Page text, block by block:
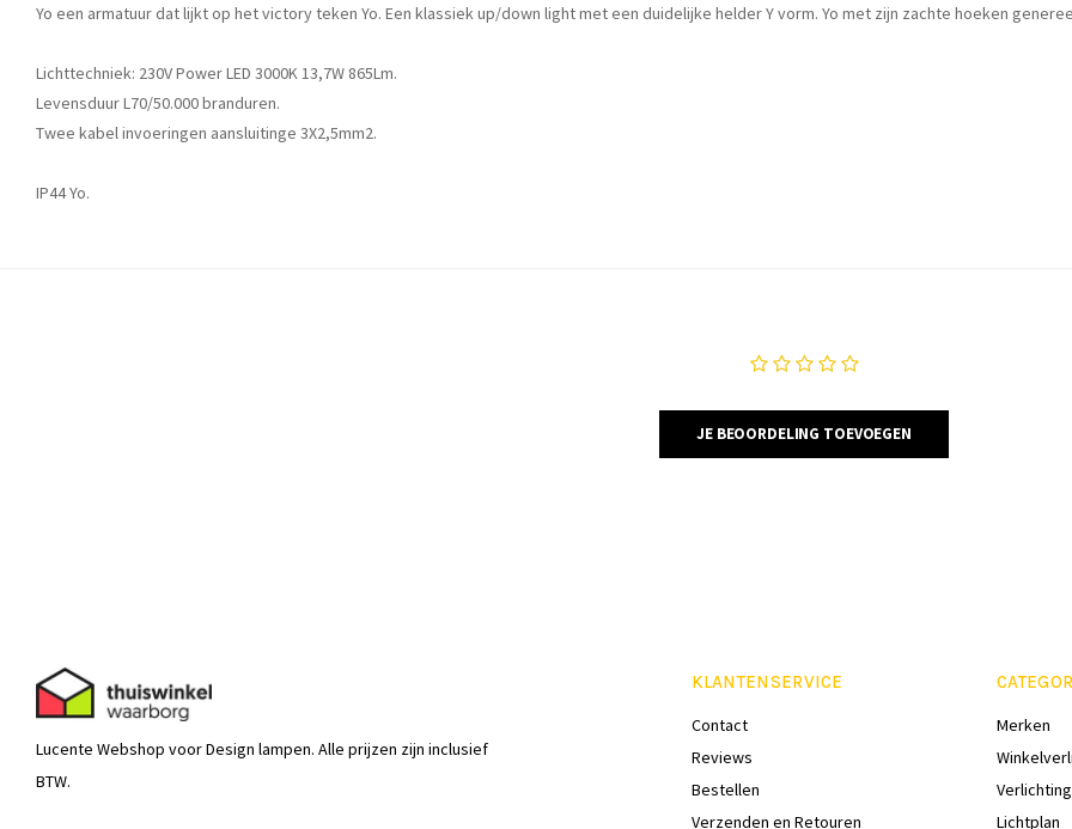
Yo een armatuur dat lijkt op het victory teken Yo. Een klassiek up/down light met een duidelijke helder Y vorm. Yo met zijn zachte hoeken
Lichttechniek: 230V Power LED 3000K 13,7W 865Lm.
Levensduur L70/50.000 branduren.
Twee kabel invoeringen aansluitinge 3X2,5mm2.
IP44 Yo.
JE BEOORDELING TOEVOEGEN
Lucente Webshop voor Design lampen. Alle prijzen zijn inclusief
BTW.
KLANTENSERVICE
Contact
Reviews
Bestellen
Verzenden en Retouren
Merken
Verlichting
Lichtplan